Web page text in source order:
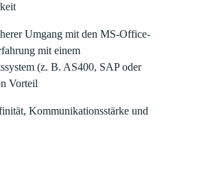
Umgang mit den MS-Office-
mit einem
(z. B. AS400, SAP oder
Vorteil
Kommunikationsstärke und